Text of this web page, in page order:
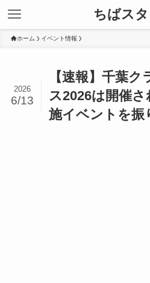
ちばス
ホーム イベント情報
【速報】千葉
ス2026は開催
施イベントを振
2026
6/13